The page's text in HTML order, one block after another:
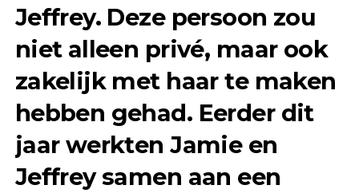
Jeffrey. Deze persoon zou
niet alleen privé, maar ook
zakelijk met haar te maken
hebben gehad. Eerder dit
jaar werkten Jamie en
Jeffrey samen aan een